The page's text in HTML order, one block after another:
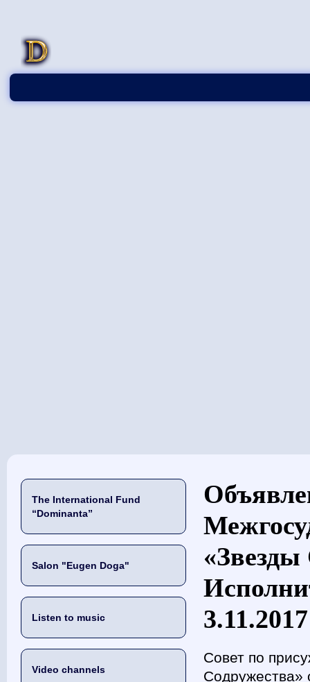
The International Fund
“Dominanta”
Salon "Eugen Doga"
Listen to music
Video channels
当前位置
«Звезды
3.11.2017
Совет по
Содружества»